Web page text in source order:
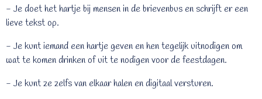
- Je doet het hartje bij mensen in de brievenbus en schrijft er een
lieve tekst op.
- Je kunt iemand een hartje geven en hen tegelijk uitnodigen om
wat te komen drinken of uit te nodigen voor de feestdagen.
- Je kunt ze zelfs van elkaar halen en digitaal versturen.